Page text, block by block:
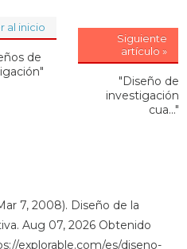
al inicio
de
Siguiente
artículo »
"Diseño de
investigación
cua..."
7, 2008). Diseño de la
Aug 07, 2026 Obtenido
explorable.com/es/diseno-